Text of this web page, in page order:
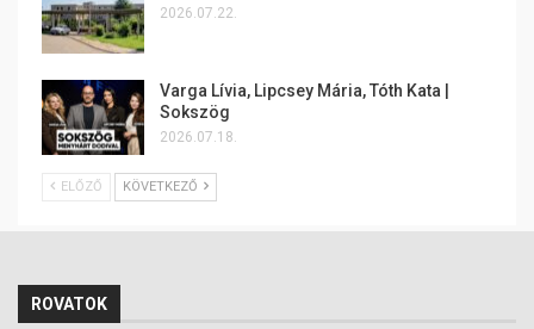
2026.07.22.
Varga Lívia, Lipcsey Mária, Tóth Kata |
Sokszög
2026.07.18.
ELŐZŐ KÖVETKEZŐ
ROVATOK